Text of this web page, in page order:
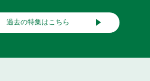
過去の特集はこちら